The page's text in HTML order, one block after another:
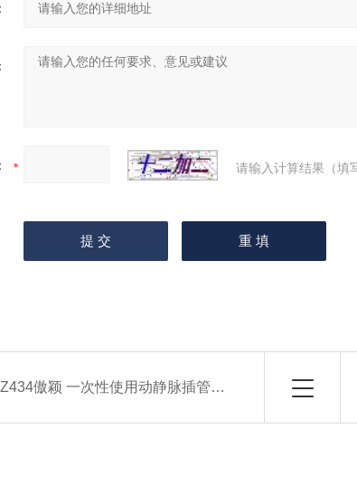
请输入计算结果（填
傲颖 一次性使用动静脉插管综合性测试仪